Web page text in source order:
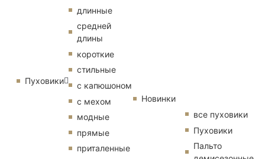
Пуховики
длинные
средней
длины
короткие
стильные
с капюшоном
с мехом
модные
прямые
приталенные
Новинки
все пуховики
Пуховики
Пальто